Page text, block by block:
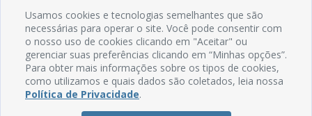
CEP: 58.280-000 - Mamanguape/PB
Fone: (83) 3292-2246
Email: comunicacao@mamanguape.pb.gov.br
Expediente: Segunda à Sexta, das 08h às 13h
Mapa do Site
Usamos cookies e tecnologias semelhantes que são
necessárias para operar o site. Você pode consentir com
o nosso uso de cookies clicando em "Aceitar" ou
gerenciar suas preferências clicando em “Minhas opções”.
Para obter mais informações sobre os tipos de cookies,
como utilizamos e quais dados são coletados, leia nossa
Política de Privacidade.